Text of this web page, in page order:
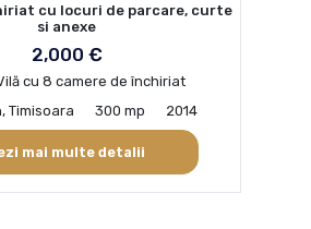
cu locuri de parcare, curte
si anexe
2,000 €
cu 8 camere de închiriat
Timisoara
300 mp 2014
mai multe detalii